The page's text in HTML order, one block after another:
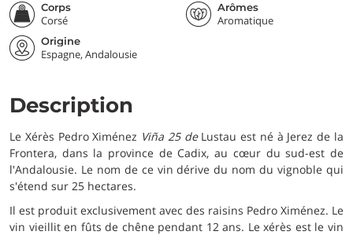
Corps
Corsé
Arômes
Aromatique
Origine
Espagne, Andalousie
Description
Le Xérès Pedro Ximénez Viña 25 deLustau est né à Jerez de la
Frontera, dans la province de Cadix, au cœur du sud-est de
l'Andalousie. Le nom de ce vin dérive du nom du vignoble qui
s'étend sur 25 hectares.
Il est produit exclusivement avec des raisins Pedro Ximénez. Le
vin vieillit en fûts de chêne pendant 12 ans. Le xérès est le vin